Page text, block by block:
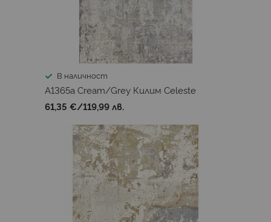
В наличност
A1365a Cream/Grey Килим Celeste
61,35 €/119,99 лв.